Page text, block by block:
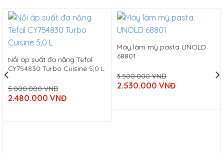
Nồi áp suất đa năng Tefal
CY754830 Turbo Cuisine 5,0 L
5.000.000VNĐ
Original
price
2.480.000 VNĐ
Máy làm mỳ pasta UNOLD
68801
3.500.000VNĐ
Original
price
2.530.000 VNĐ